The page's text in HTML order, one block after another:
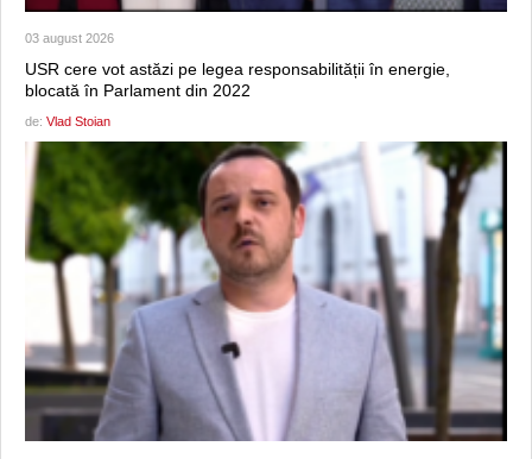
03 august 2026
USR cere vot astăzi pe legea responsabilității în energie,
blocată în Parlament din 2022
de: Vlad Stoian